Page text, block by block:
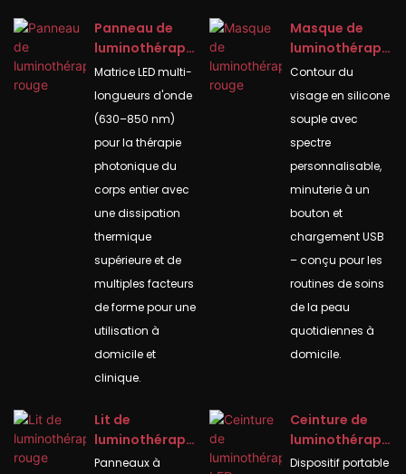
Panneau de
luminothérapi
e rouge
Matrice LED multi-
longueurs d'onde
(630–850 nm)
pour la thérapie
photonique du
corps entier avec
une dissipation
thermique
supérieure et de
multiples facteurs
de forme pour une
utilisation à
domicile et
clinique.
Masque de
luminothérapi
e rouge
Contour du
visage en silicone
souple avec
spectre
personnalisable,
minuterie à un
bouton et
chargement USB
– conçu pour les
routines de soins
de la peau
quotidiennes à
domicile.
Lit de
luminothérapi
e rouge
Panneaux à
Ceinture de
luminothérapi
e LED rouge
Dispositif portable